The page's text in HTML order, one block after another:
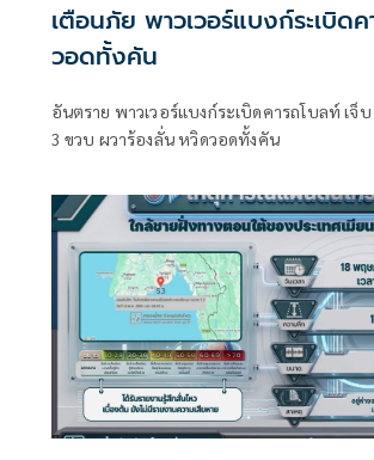
เตือนภัย พาวเวอร์แบงก์ระเบิด
วอดทั้งคัน
อันตราย พาวเวอร์แบงก์ระเบิดคารถโบลท์ เจ็
3 ขวบ ผวาร้องลั่น หวิดวอดทั้งคัน